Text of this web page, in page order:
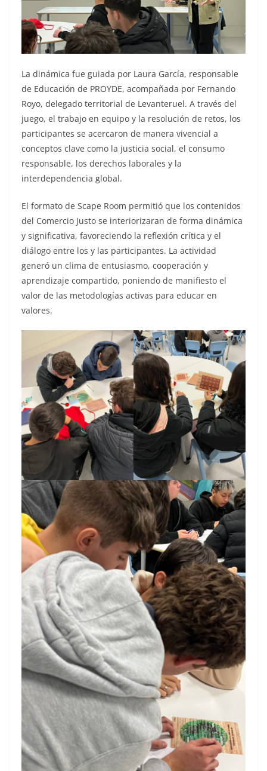
La dinámica fue guiada por Laura García, responsable
de Educación de PROYDE, acompañada por Fernando
Royo, delegado territorial de Levanteruel. A través del
juego, el trabajo en equipo y la resolución de retos, los
participantes se acercaron de manera vivencial a
conceptos clave como la justicia social, el consumo
responsable, los derechos laborales y la
interdependencia global.
El formato de Scape Room permitió que los contenidos
del Comercio Justo se interiorizaran de forma dinámica
y significativa, favoreciendo la reflexión crítica y el
diálogo entre los y las participantes. La actividad
generó un clima de entusiasmo, cooperación y
aprendizaje compartido, poniendo de manifiesto el
valor de las metodologías activas para educar en
valores.